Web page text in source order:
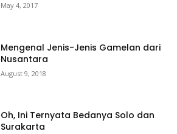
May 4, 2017
Mengenal Jenis-Jenis Gamelan dari
Nusantara
August 9, 2018
Oh, Ini Ternyata Bedanya Solo dan
Surakarta